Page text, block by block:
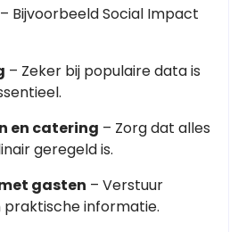
– Bijvoorbeeld Social Impact
– Zeker bij populaire data is
en catering – Zorg dat alles
geregeld is.
gasten – Verstuur
praktische informatie.